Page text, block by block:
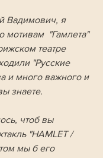
Вадимович, я
мотивам  "Гамлета"
театре
"Русские
и много важного и
знаете.
чтоб вы
"HAMLET /
мы б его